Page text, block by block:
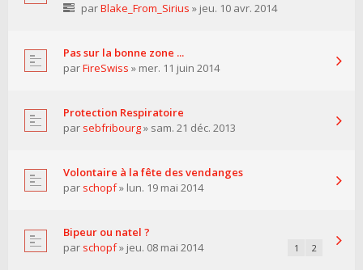
parBlake_From_Sirius » jeu. 10 avr. 2014
Pas sur la bonne zone ...
parFireSwiss » mer. 11 juin 2014
Protection Respiratoire
par sebfribourg» sam. 21 déc. 2013
Volontaire à la fête des vendanges
par schopf» lun. 19 mai 2014
Bipeur ou natel ?
par schopf» jeu. 08 mai 2014 1 2